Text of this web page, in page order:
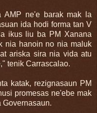
AMP ne'e barak mak la
ida hodi forma tan V
ikus liu ba PM Xanana
nia hanoin no nia maluk
ariska sira nia vida atu
tenik Carrascalao.
katak, rezignasaun PM
promesas ne'ebe mak
Governasaun.